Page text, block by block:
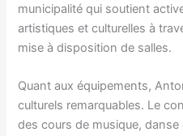
municipalité qui soutient
artistiques et culturelles à
mise à disposition de salles.
Quant aux équipements,
culturels remarquables. Le
des cours de musique,